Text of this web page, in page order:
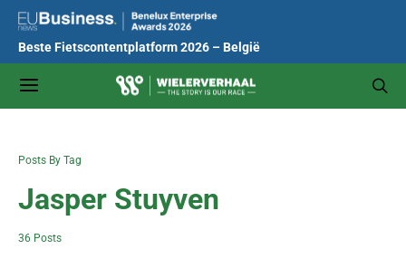
Beste Fietscontentplatform 2026 – België
Posts By Tag
Jasper Stuyven
36 Posts